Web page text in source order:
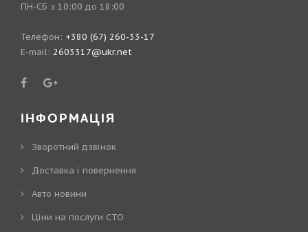
ПН-СБ з 10:00 до 18:00
Телефон: +380 (67) 260-33-17
E-mail: 2603317@ukr.net
ІНФОРМАЦІЯ
Зворотний дзвінок
Доставка і повернення
Авто новини
Ціни на послуги СТО